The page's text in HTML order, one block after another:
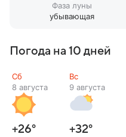
Фаза луны
убывающая
Погода на 10 дней
Сб
8 августа
+26°
Вс
9 августа
+32°